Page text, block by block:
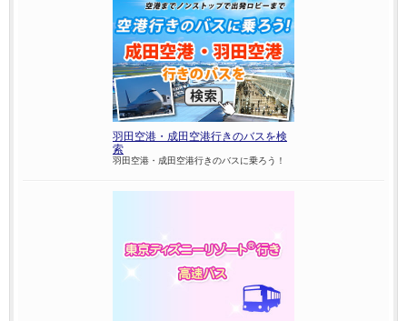
羽田空港・成田空港行きのバスを検
索
羽田空港・成田空港行きのバスに乗ろう！